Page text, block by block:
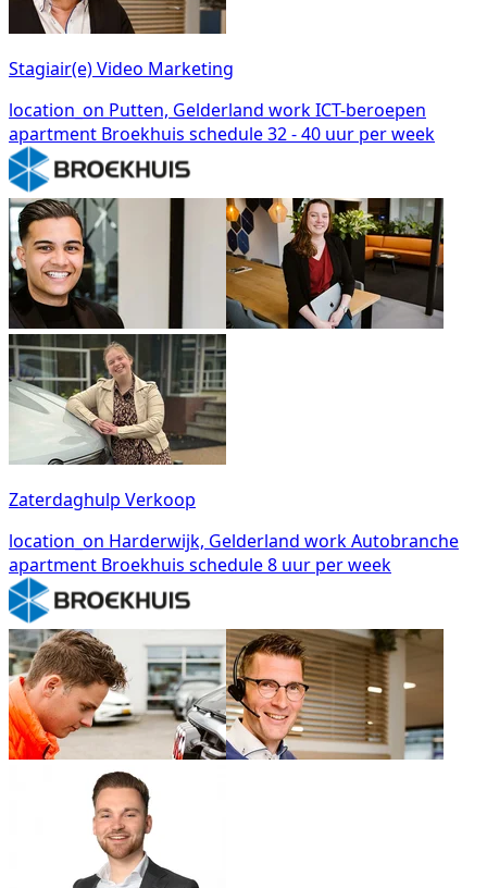
Stagiair(e) Video Marketing
location_on Putten, Gelderland workICT-beroepen
apartment Broekhuis schedule32 - 40 uur per week
Zaterdaghulp Verkoop
location_on Harderwijk, Gelderland workAutobranche
apartment Broekhuis schedule8 uur per week